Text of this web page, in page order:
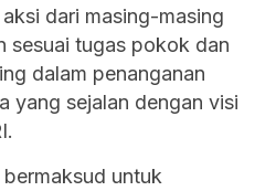
dari masing-masing
sesuai tugas pokok dan
dalam penanganan
yang sejalan dengan visi
untuk